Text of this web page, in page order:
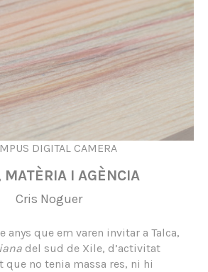
DIGITAL CAMERA
MATÈRIA I AGÈNCIA
Cris Noguer
anys que em varen invitar a Talca,
del sud de Xile, d’activitat
que no tenia massa res, ni hi